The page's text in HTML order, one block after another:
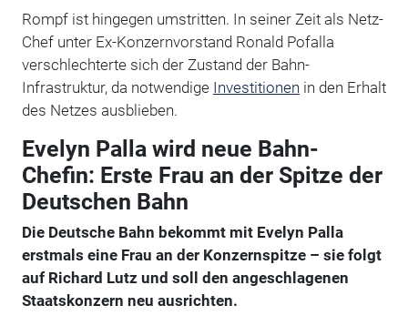
Rompf ist hingegen umstritten. In seiner Zeit als Netz-
Chef unter Ex-Konzernvorstand Ronald Pofalla
verschlechterte sich der Zustand der Bahn-
Infrastruktur, da notwendige Investitionen in den Erhalt
des Netzes ausblieben.
Evelyn Palla wird neue Bahn-
Chefin: Erste Frau an der Spitze der
Deutschen Bahn
Die Deutsche Bahn bekommt mit Evelyn Palla
erstmals eine Frau an der Konzernspitze – sie folgt
auf Richard Lutz und soll den angeschlagenen
Staatskonzern neu ausrichten.